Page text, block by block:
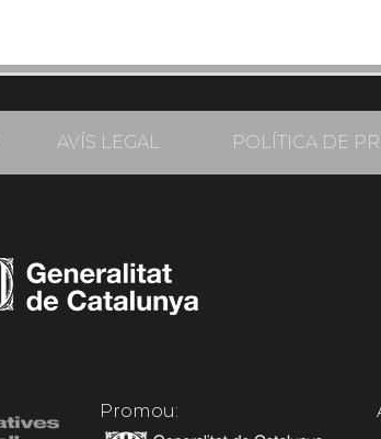
AVÍS LEGAL POLÍTICA DE
Promou: